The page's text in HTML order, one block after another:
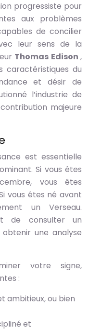
progressiste pour
aux problèmes
de concilier
leur sens de la
Thomas Edison,
caractéristiques du
et désir de
l’industrie de
majeure
est essentielle
Si vous êtes
vous êtes
vous êtes né avant
un Verseau.
de consulter un
une analyse
votre signe,
:
ambitieux, ou bien
et